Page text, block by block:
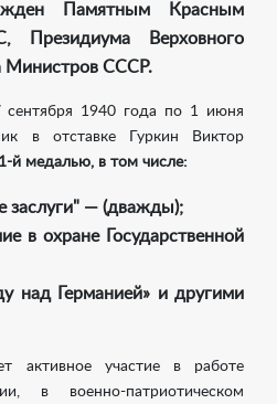
Памятным Красным
Верховного
Министров СССР.
1940 года по 1 июня
в отставке Гуркин Виктор
й медалью, в том числе:
заслуги" — (дважды);
в охране Государственной
над Германией» и другими
активное участие в работе
в военно-патриотическом